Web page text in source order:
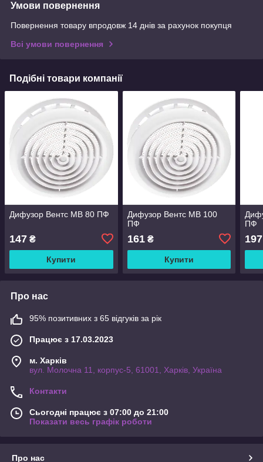
Умови повернення
Повернення товару впродовж 14 днів за рахунок покупця
Всі умови повернення
Подібні товари компанії
Дифузор Вентс МВ 80 ПФ
147 ₴
Купити
Дифузор Вентс МВ 100
ПФ
161₴
Купити
ПФ
197
Про нас
95% позитивних з 65 відгуків за рік
Працює з 17.03.2023
м. Харків
вул. Молочна 11, корпус-5, 61001, Харків, Україна
Контакти
Сьогодні працює з 07:00 до 21:00
Показати весь графік роботи
Про нас